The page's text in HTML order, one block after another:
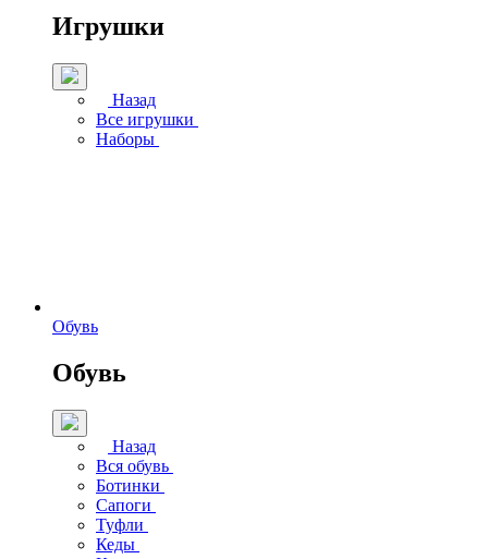
Игрушки
Назад
Все игрушки
Наборы
Обувь
Обувь
Назад
Вся обувь
Ботинки
Сапоги
Туфли
Кеды